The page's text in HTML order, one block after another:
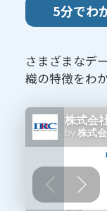
5分でわ
さまざまなデ
織の特徴をわ